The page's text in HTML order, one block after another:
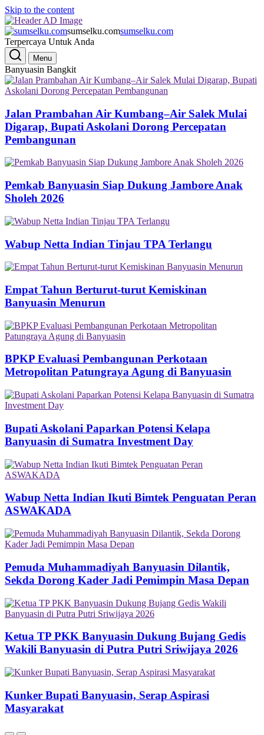
Skip to the content
sumselku.comsumselku.com
Terpercaya Untuk Anda
Menu
Banyuasin Bangkit
Jalan Prambahan Air Kumbang–Air Salek Mulai
Digarap, Bupati Askolani Dorong Percepatan
Pembangunan
Pemkab Banyuasin Siap Dukung Jambore Anak
Sholeh 2026
Wabup Netta Indian Tinjau TPA Terlangu
Empat Tahun Berturut-turut Kemiskinan
Banyuasin Menurun
BPKP Evaluasi Pembangunan Perkotaan
Metropolitan Patungraya Agung di Banyuasin
Bupati Askolani Paparkan Potensi Kelapa
Banyuasin di Sumatra Investment Day
Wabup Netta Indian Ikuti Bimtek Penguatan Peran
ASWAKADA
Pemuda Muhammadiyah Banyuasin Dilantik,
Sekda Dorong Kader Jadi Pemimpin Masa Depan
Ketua TP PKK Banyuasin Dukung Bujang Gedis
Wakili Banyuasin di Putra Putri Sriwijaya 2026
Kunker Bupati Banyuasin, Serap Aspirasi
Masyarakat